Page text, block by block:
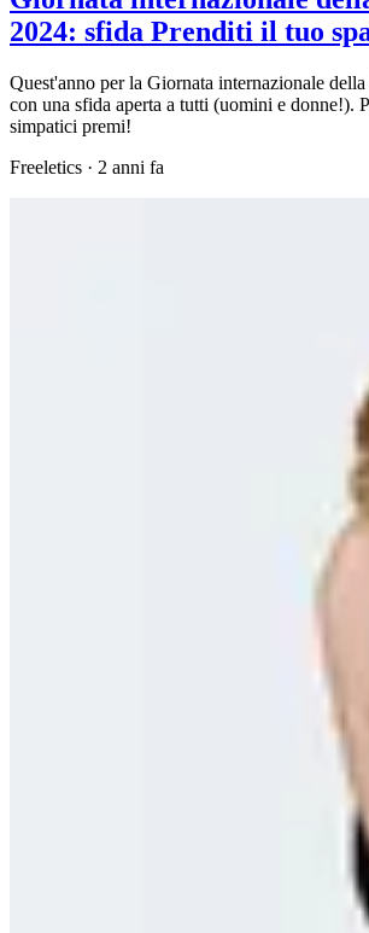
2024: sfida Prenditi il tuo
Quest'anno per la Giornata internazionale
con una sfida aperta a tutti (uomini e donne!).
simpatici premi!
Freeletics · 2 anni fa